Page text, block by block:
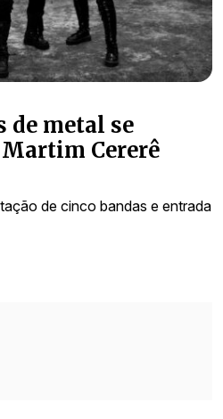
de metal se
Cererê
de cinco bandas e entrada